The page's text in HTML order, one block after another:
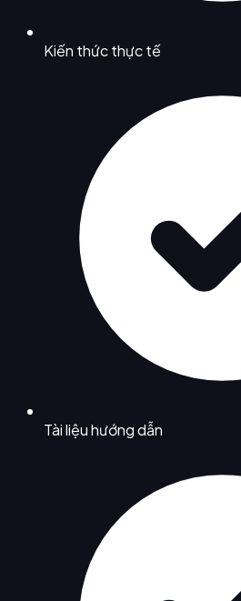
Kiến thức thực tế
Tài liệu hướng dẫn